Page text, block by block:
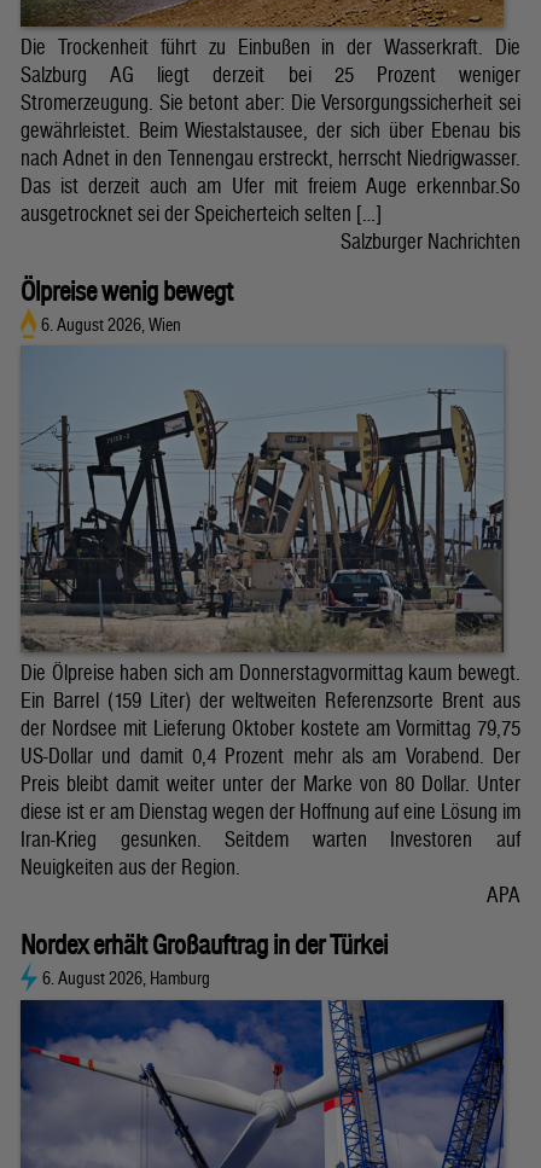
Die Trockenheit führt zu Einbußen in der Wasserkraft. Die
Salzburg AG liegt derzeit bei 25 Prozent weniger
Stromerzeugung. Sie betont aber: Die Versorgungssicherheit sei
gewährleistet. Beim Wiestalstausee, der sich über Ebenau bis
nach Adnet in den Tennengau erstreckt, herrscht Niedrigwasser.
Das ist derzeit auch am Ufer mit freiem Auge erkennbar.So
ausgetrocknet sei der Speicherteich selten […]
Salzburger Nachrichten
Ölpreise wenig bewegt
6. August 2026, Wien
Die Ölpreise haben sich am Donnerstagvormittag kaum bewegt.
Ein Barrel (159 Liter) der weltweiten Referenzsorte Brent aus
der Nordsee mit Lieferung Oktober kostete am Vormittag 79,75
US-Dollar und damit 0,4 Prozent mehr als am Vorabend. Der
Preis bleibt damit weiter unter der Marke von 80 Dollar. Unter
diese ist er am Dienstag wegen der Hoffnung auf eine Lösung im
Iran-Krieg gesunken. Seitdem warten Investoren auf
Neuigkeiten aus der Region.
APA
Nordex erhält Großauftrag in der Türkei
6. August 2026, Hamburg